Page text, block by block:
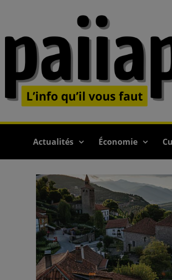
Actualités Économie